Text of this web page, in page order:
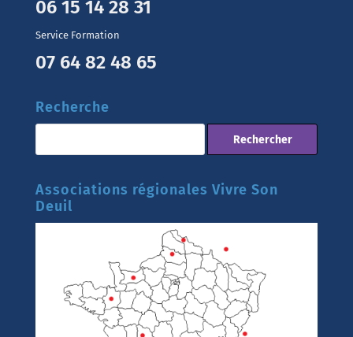
06 15 14 28 31
Service Formation
07 64 82 48 65
Recherche
Associations régionales Vivre Son
Deuil